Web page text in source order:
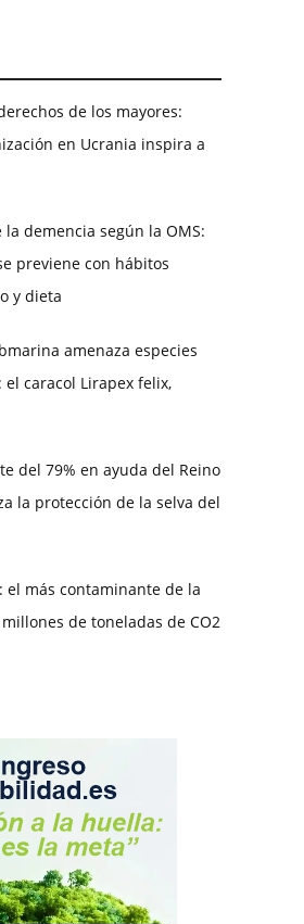
de los mayores:
en Ucrania inspira a
la demencia según la OMS:
previene con hábitos
y dieta
amenaza especies
el caracol Lirapex felix,
del 79% en ayuda del Reino
la protección de la selva del
el más contaminante de la
de toneladas de CO2